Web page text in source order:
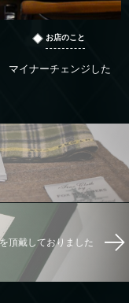
お店のこと
マイナーチェンジした
頂戴しておりました